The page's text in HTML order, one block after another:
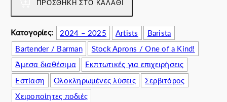
p
i
c
a
l
E
s
c
a
ΠΡΟΣΘΉΚΗ ΣΤΟ ΚΑΛΆΘΙ
Κατογορίες: 2024 – 2025 Artists
Barista
Bartender / Barman
Stock Aprons / One of a Kind!
Άμεσα διαθέσιμα
Εκπτωτικές για επιχειρήσεις
Εστίαση
Ολοκληρωμένες λύσεις
Σερβιτόρος
Χειροποίητες ποδιές